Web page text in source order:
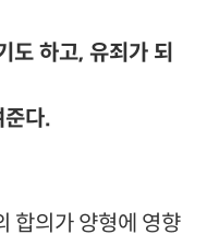
도 하고, 유죄가 되
준다.
합의가 양형에 영향